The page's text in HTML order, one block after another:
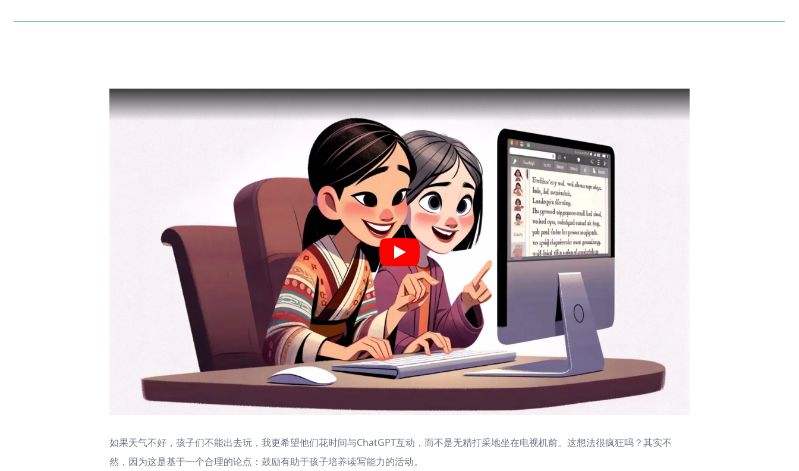
如果天气不好，孩子们不能出去玩，我更希望他们花时间与ChatGPT互动，而不是无精打采地坐在电视机前。这想法很疯狂吗？其实不
然，因为这是基于一个合理的论点：鼓励有助于孩子培养读写能力的活动。